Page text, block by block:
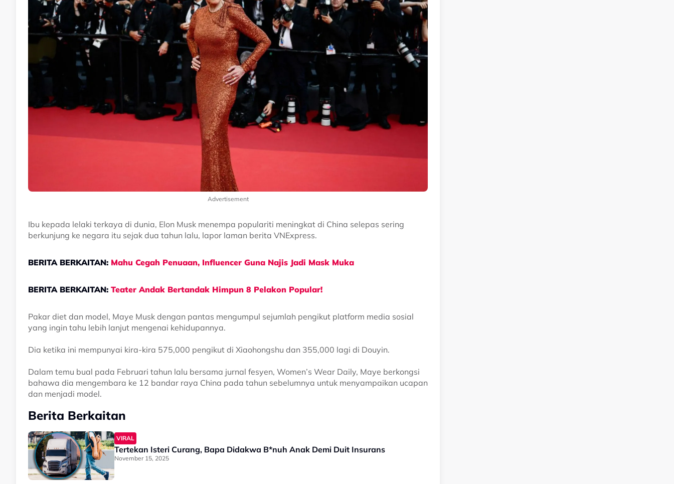
Advertisement
Ibu kepada lelaki terkaya di dunia, Elon Musk menempa populariti meningkat di China selepas sering
berkunjung ke negara itu sejak dua tahun lalu, lapor laman berita VNExpress.
BERITA BERKAITAN: Mahu Cegah Penuaan, Influencer Guna Najis Jadi Mask Muka
BERITA BERKAITAN: Teater Andak Bertandak Himpun 8 Pelakon Popular!
Pakar diet dan model, Maye Musk dengan pantas mengumpul sejumlah pengikut platform media sosial
yang ingin tahu lebih lanjut mengenai kehidupannya.
Dia ketika ini mempunyai kira-kira 575,000 pengikut di Xiaohongshu dan 355,000 lagi di Douyin.
Dalam temu bual pada Februari tahun lalu bersama jurnal fesyen, Women’s Wear Daily, Maye berkongsi
bahawa dia mengembara ke 12 bandar raya China pada tahun sebelumnya untuk menyampaikan ucapan
dan menjadi model.
Berita Berkaitan
VIRAL
Tertekan Isteri Curang, Bapa Didakwa B*nuh Anak Demi Duit Insurans
November 15, 2025